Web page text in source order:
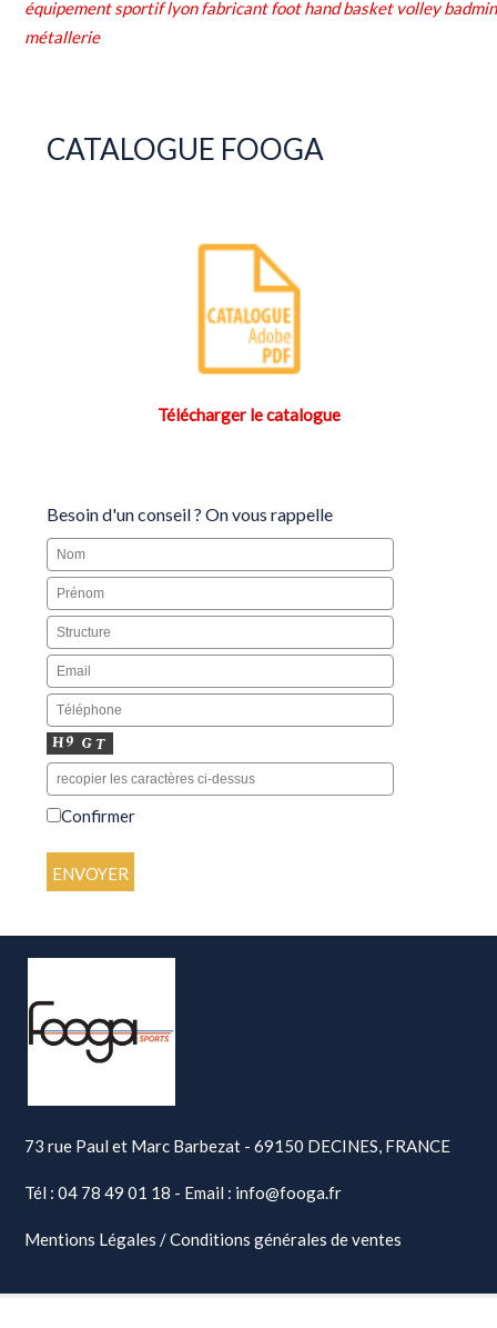
équipement sportif lyon fabricant foot hand basket volley
métallerie
CATALOGUE FOOGA
Télécharger le catalogue
Besoin d'un conseil ? On vous rappelle
Confirmer
73 rue Paul et Marc Barbezat - 69150 DECINES, FRANCE
Tél : 04 78 49 01 18 - Email : info@fooga.fr
Mentions Légales /Conditions générales de ventes